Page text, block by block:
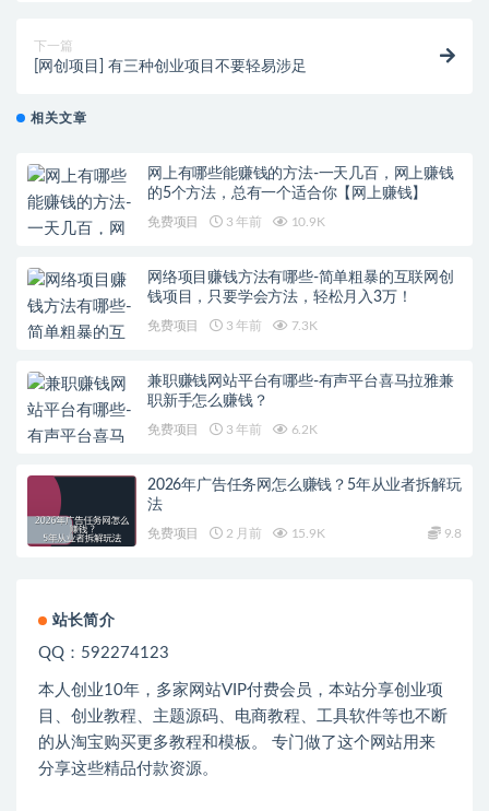
下一篇
[网创项目] 有三种创业项目不要轻易涉足
相关文章
网上有哪些能赚钱的方法-一天几百，网上赚钱
的5个方法，总有一个适合你【网上赚钱】
免费项目 3 年前 10.9K
网络项目赚钱方法有哪些-简单粗暴的互联网创
钱项目，只要学会方法，轻松月入3万！
免费项目 3 年前 7.3K
兼职赚钱网站平台有哪些-有声平台喜马拉雅兼
职新手怎么赚钱？
免费项目 3 年前 6.2K
2026年广告任务网怎么赚钱？5年从业者拆解玩
法
免费项目 2 月前 15.9K 9.8
站长简介
QQ：592274123
本人创业10年，多家网站VIP付费会员，本站分享创业项
目、创业教程、主题源码、电商教程、工具软件等也不断
的从淘宝购买更多教程和模板。 专门做了这个网站用来
分享这些精品付款资源。